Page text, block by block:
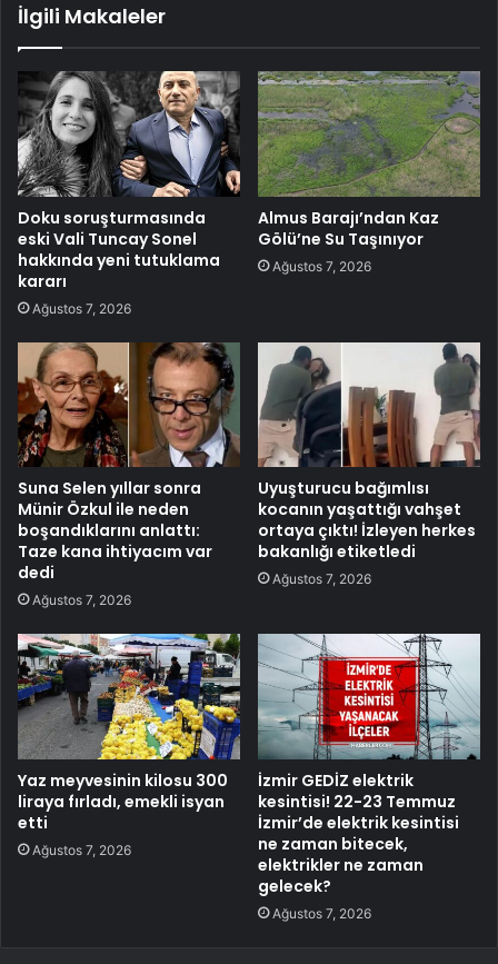
İlgili Makaleler
Doku soruşturmasında
eski Vali Tuncay Sonel
hakkında yeni tutuklama
kararı
Ağustos 7, 2026
Almus Barajı’ndan Kaz
Gölü’ne Su Taşınıyor
Ağustos 7, 2026
Suna Selen yıllar sonra
Münir Özkul ile neden
boşandıklarını anlattı:
Taze kana ihtiyacım var
dedi
Ağustos 7, 2026
Uyuşturucu bağımlısı
kocanın yaşattığı vahşet
ortaya çıktı! İzleyen herkes
bakanlığı etiketledi
Ağustos 7, 2026
Yaz meyvesinin kilosu 300
liraya fırladı, emekli isyan
etti
Ağustos 7, 2026
İzmir GEDİZ elektrik
kesintisi! 22-23 Temmuz
İzmir’de elektrik kesintisi
ne zaman bitecek,
elektrikler ne zaman
gelecek?
Ağustos 7, 2026